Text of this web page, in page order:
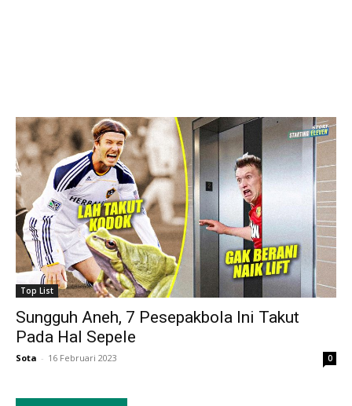
Top List
Sungguh Aneh, 7 Pesepakbola Ini Takut
Pada Hal Sepele
Sota - 16 Februari 2023 0